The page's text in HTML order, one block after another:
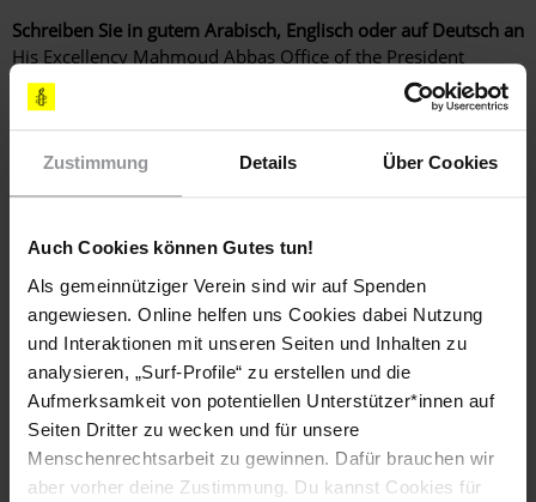
Zustimmung Details Über Cookies
Auch Cookies können Gutes tun!
Als gemeinnütziger Verein sind wir auf Spenden
angewiesen. Online helfen uns Cookies dabei Nutzung
und Interaktionen mit unseren Seiten und Inhalten zu
analysieren, „Surf-Profile“ zu erstellen und die
Aufmerksamkeit von potentiellen Unterstützer*innen auf
Seiten Dritter zu wecken und für unsere
Menschenrechtsarbeit zu gewinnen. Dafür brauchen wir
aber vorher deine Zustimmung. Du kannst Cookies für
Schreiben Sie in gutem Arabisch, Englisch oder auf Deutsch an
His Excellency Mahmoud Abbas Office of the President
Ramallah PALÄSTINENSISCHE AUTONOMIEBEHÖRDE Fax:
(0097) 22 296 31 79 E-Mail:
(korrekte
Anrede: Your Excellency / Exzellenz)
(Standardbrief Luftpost bis 20 g: € 0,75)
Palästinensische Diplomatische Mission S. E. Herrn Salah
Abdel Shafi Ostpreußendamm 170 12207 Berlin Fax: (030) 20
61 77-10 E-Mail: info@palaestina.org
LÄNDER
Palästina
DATUM
23. April 2017